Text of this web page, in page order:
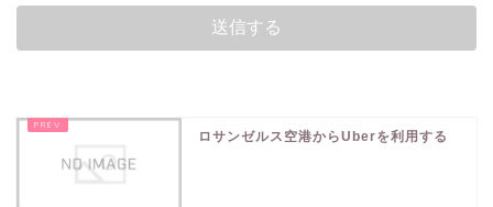
ロサンゼルス空港からUberを利用する